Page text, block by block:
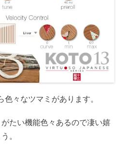
々なツマミがあります。
たい機能色々あるので凄い嬉
。